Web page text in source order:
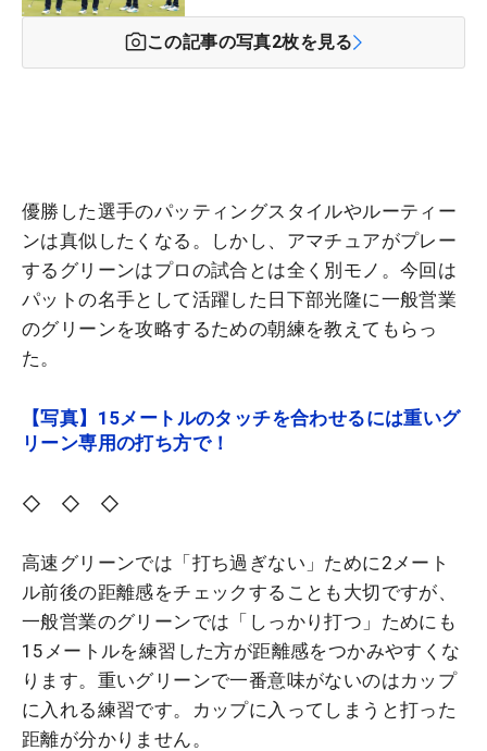
この記事の写真2枚を見る
優勝した選手のパッティングスタイルやルーティー
ンは真似したくなる。しかし、アマチュアがプレー
するグリーンはプロの試合とは全く別モノ。今回は
パットの名手として活躍した日下部光隆に一般営業
のグリーンを攻略するための朝練を教えてもらっ
た。
【写真】15メートルのタッチを合わせるには重いグ
リーン専用の打ち方で！
◇ ◇ ◇
高速グリーンでは「打ち過ぎない」ために2メート
ル前後の距離感をチェックすることも大切ですが、
一般営業のグリーンでは「しっかり打つ」ためにも
15メートルを練習した方が距離感をつかみやすくな
ります。重いグリーンで一番意味がないのはカップ
に入れる練習です。カップに入ってしまうと打った
距離が分かりません。